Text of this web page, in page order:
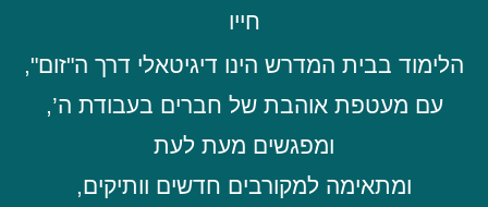
חייו
הלימוד בבית המדרש הינו דיגיטאלי דרך ה"זום",
עם מעטפת אוהבת של חברים בעבודת ה’,
ומפגשים מעת לעת
ומתאימה למקורבים חדשים וותיקים,